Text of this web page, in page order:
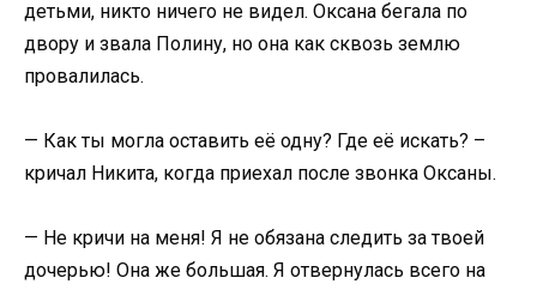
детьми, никто ничего не видел. Оксана бегала по
двору и звала Полину, но она как сквозь землю
провалилась.
— Как ты могла оставить её одну? Где её искать? –
кричал Никита, когда приехал после звонка Оксаны.
— Не кричи на меня! Я не обязана следить за твоей
дочерью! Она же большая. Я отвернулась всего на